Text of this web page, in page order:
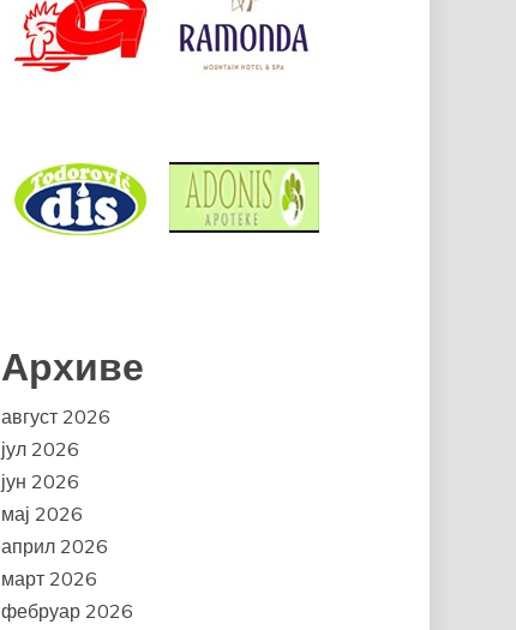
Архиве
август 2026
јул 2026
јун 2026
мај 2026
април 2026
март 2026
фебруар 2026